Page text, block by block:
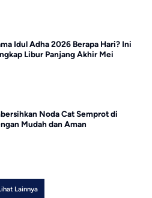
Idul Adha 2026 Berapa Hari? Ini
Libur Panjang Akhir Mei
Noda Cat Semprot di
Mudah dan Aman
Lainnya